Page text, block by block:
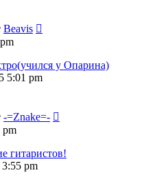
Beavis
у Опарина)
5:01 pm
-=Znake=-
гитаристов!
pm